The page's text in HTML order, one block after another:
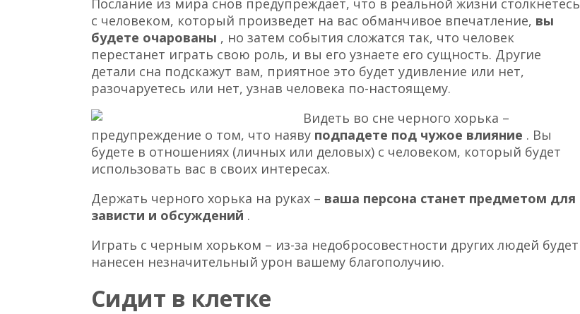
Послание из мира снов предупреждает, что в реальной жизни столкнетесь
с человеком, который произведет на вас обманчивое впечатление, вы
будете очарованы , но затем события сложатся так, что человек
перестанет играть свою роль, и вы его узнаете его сущность. Другие
детали сна подскажут вам, приятное это будет удивление или нет,
разочаруетесь или нет, узнав человека по-настоящему.
Видеть во сне черного хорька –
предупреждение о том, что наяву подпадете под чужое влияние . Вы
будете в отношениях (личных или деловых) с человеком, который будет
использовать вас в своих интересах.
Держать черного хорька на руках – ваша персона станет предметом для
зависти и обсуждений .
Играть с черным хорьком – из-за недобросовестности других людей будет
нанесен незначительный урон вашему благополучию.
Сидит в клетке